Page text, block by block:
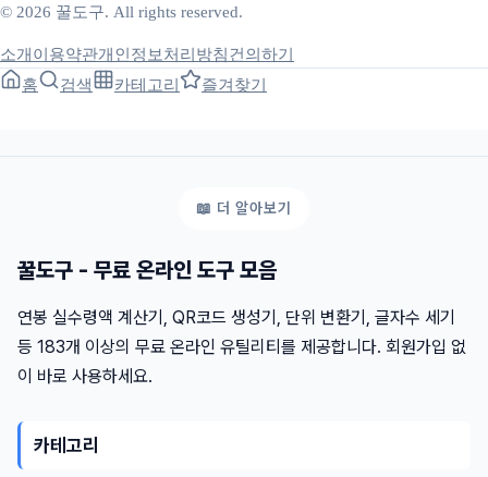
© 2026 꿀도구. All rights reserved.
소개 이용약관개인정보처리방침건의하기
홈
검색 카테고리 즐겨찾기
꿀도구 - 무료 온라인 도구 모음
연봉 실수령액 계산기, QR코드 생성기, 단위 변환기, 글자수 세기
등 183개 이상의 무료 온라인 유틸리티를 제공합니다. 회원가입 없
이 바로 사용하세요.
카테고리